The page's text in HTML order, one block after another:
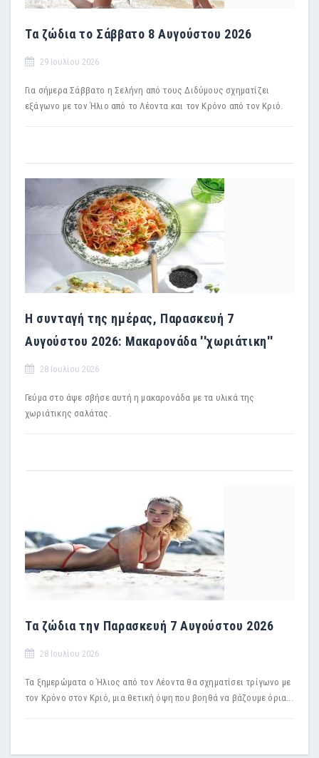
Τα ζώδια το Σάββατο 8 Αυγούστου 2026
29 Ιουλίου 2026
Για σήμερα Σάββατο η Σελήνη από τους Διδύμους σχηματίζει
εξάγωνο με τον Ήλιο από το Λέοντα και τον Κρόνο από τον Κριό.
Η συνταγή της ημέρας, Παρασκευή 7
Αυγούστου 2026: Μακαρονάδα ''χωριάτικη''
28 Ιουλίου 2026
Γεύμα στο άψε σβήσε αυτή η μακαρονάδα με τα υλικά της
χωριάτικης σαλάτας.
Τα ζώδια την Παρασκευή 7 Αυγούστου 2026
28 Ιουλίου 2026
Τα ξημερώματα ο Ήλιος από τον Λέοντα θα σχηματίσει τρίγωνο με
τον Κρόνο στον Κριό, μια θετική όψη που βοηθά να βάζουμε όρια...